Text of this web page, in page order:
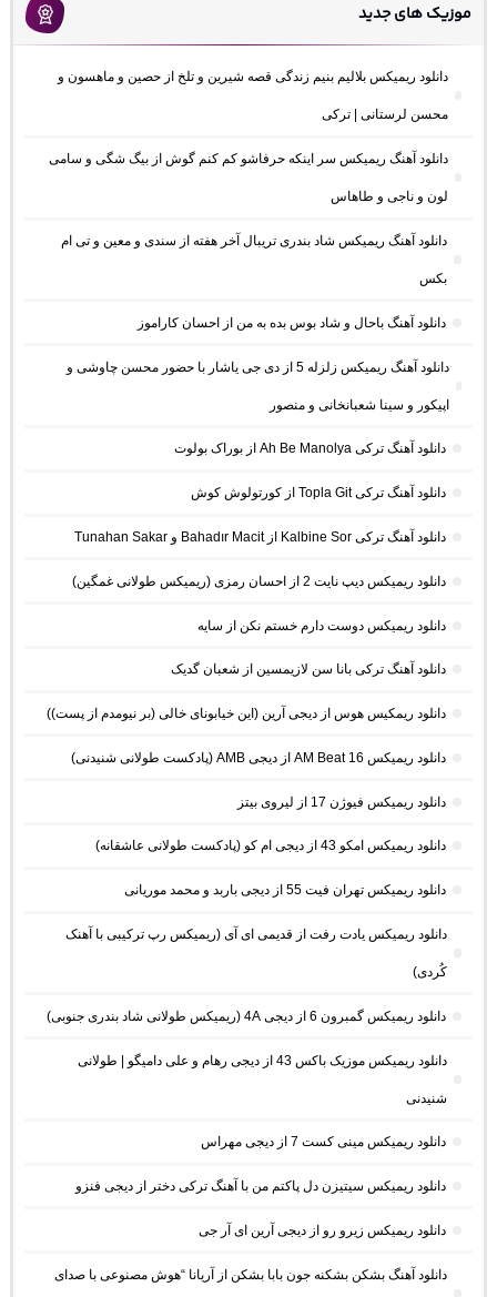
موزیک های جدید
دانلود ریمیکس بلالیم بنیم زندگی قصه شیرین و تلخ از حصین و ماهسون و
محسن لرستانی | ترکی
دانلود آهنگ ریمیکس سر اینکه حرفاشو کم کنم گوش از بیگ شگی و سامی
لون و ناجی و طاهاس
دانلود آهنگ ریمیکس شاد بندری تریبال آخر هفته از سندی و معین و تی ام
بکس
دانلود آهنگ باحال و شاد بوس بده به من از احسان کاراموز
دانلود آهنگ ریمیکس زلزله 5 از دی جی یاشار با حضور محسن چاوشی و
اپیکور و سینا شعبانخانی و منصور
دانلود آهنگ ترکی Ah Be Manolya از بوراک بولوت
دانلود آهنگ ترکی Topla Git از کورتولوش کوش
دانلود آهنگ ترکی Kalbine Sor از Bahadır Macit و Tunahan Sakar
دانلود ریمیکس دیپ نایت 2 از احسان رمزی (ریمیکس طولانی غمگین)
دانلود ریمیکس دوست دارم خستم نکن از سایه
دانلود آهنگ ترکی بانا سن لازیمسین از شعبان گدیک
دانلود ریمکیس هوس از دیجی آرین (این خیابونای خالی (بر نیومدم از پست))
دانلود ریمیکس AM Beat 16 از دیجی AMB (پادکست طولانی شنیدنی)
دانلود ریمیکس فیوژن 17 از لیروی بیتز
دانلود ریمیکس امکو 43 از دیجی ام کو (پادکست طولانی عاشقانه)
دانلود ریمیکس تهران فیت 55 از دیجی باربد و محمد موریانی
دانلود ریمیکس یادت رفت از قدیمی ای آی (ریمیکس رپ ترکیبی با آهنک
کُردی)
دانلود ریمیکس گمبرون 6 از دیجی 4A (ریمیکس طولانی شاد بندری جنوبی)
دانلود ریمیکس موزیک باکس 43 از دیجی رهام و علی دامیگو | طولانی
شنیدنی
دانلود ریمیکس مینی کست 7 از دیجی مهراس
دانلود ریمیکس سیتیزن دل پاکتم من با آهنگ ترکی دختر از دیجی فنزو
دانلود ریمیکس زیرو رو از دیجی آرین ای آر جی
دانلود آهنگ بشکن بشکنه جون بابا بشکن از آریانا “هوش مصنوعی با صدای